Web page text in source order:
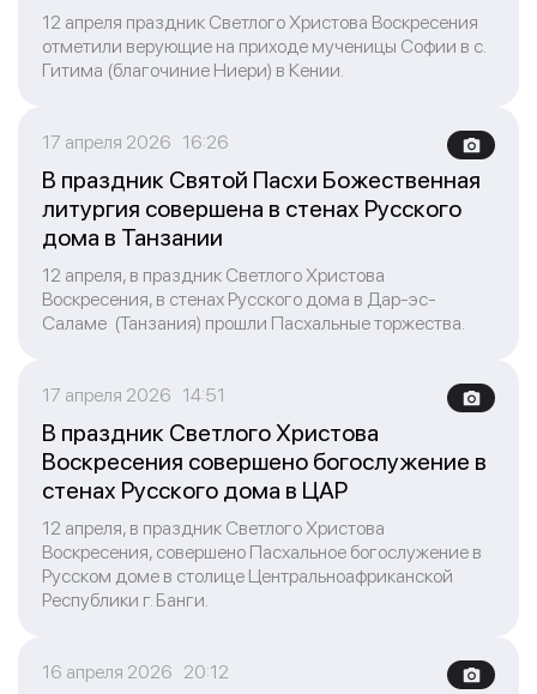
12 апреля праздник Светлого Христова Воскресения
отметили верующие на приходе мученицы Софии в с.
Гитима (благочиние Ниери) в Кении.
17 апреля 2026 16:26
В праздник Святой Пасхи Божественная
литургия совершена в стенах Русского
дома в Танзании
12 апреля, в праздник Светлого Христова
Воскресения, в стенах Русского дома в Дар-эс-
Саламе (Танзания) прошли Пасхальные торжества.
17 апреля 2026 14:51
В праздник Светлого Христова
Воскресения совершено богослужение в
стенах Русского дома в ЦАР
12 апреля, в праздник Светлого Христова
Воскресения, совершено Пасхальное богослужение в
Русском доме в столице Центральноафриканской
Республики г. Банги.
16 апреля 2026 20:12